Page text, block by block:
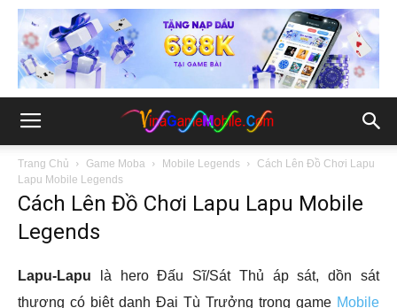
Trang Chủ Game Moba Mobile Legends
Cách Lên Đồ Chơi Lapu
Lapu Mobile Legends
Cách Lên Đồ Chơi Lapu Lapu Mobile
Legends
Lapu-Lapu là hero Đấu Sĩ/Sát Thủ áp sát, dồn sát
thương có biệt danh Đại Tù Trưởng trong game Mobile